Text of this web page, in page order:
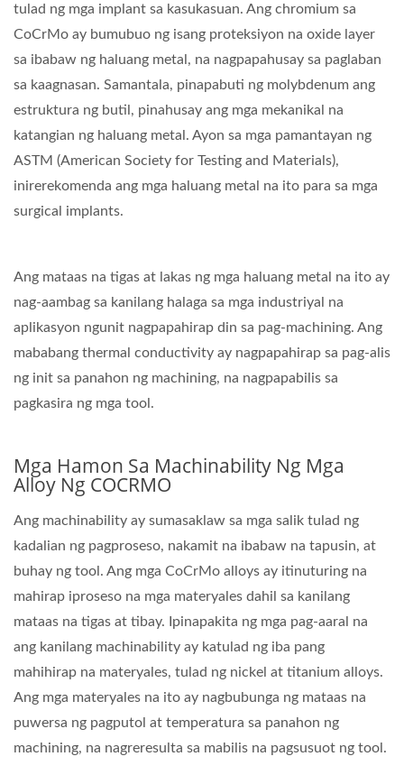
tulad ng mga implant sa kasukasuan. Ang chromium sa
CoCrMo ay bumubuo ng isang proteksiyon na oxide layer
sa ibabaw ng haluang metal, na nagpapahusay sa paglaban
sa kaagnasan. Samantala, pinapabuti ng molybdenum ang
estruktura ng butil, pinahusay ang mga mekanikal na
katangian ng haluang metal. Ayon sa mga pamantayan ng
ASTM (American Society for Testing and Materials),
inirerekomenda ang mga haluang metal na ito para sa mga
surgical implants.
Ang mataas na tigas at lakas ng mga haluang metal na ito ay
nag-aambag sa kanilang halaga sa mga industriyal na
aplikasyon ngunit nagpapahirap din sa pag-machining. Ang
mababang thermal conductivity ay nagpapahirap sa pag-alis
ng init sa panahon ng machining, na nagpapabilis sa
pagkasira ng mga tool.
Mga Hamon Sa Machinability Ng Mga
Alloy Ng COCRMO
Ang machinability ay sumasaklaw sa mga salik tulad ng
kadalian ng pagproseso, nakamit na ibabaw na tapusin, at
buhay ng tool. Ang mga CoCrMo alloys ay itinuturing na
mahirap iproseso na mga materyales dahil sa kanilang
mataas na tigas at tibay. Ipinapakita ng mga pag-aaral na
ang kanilang machinability ay katulad ng iba pang
mahihirap na materyales, tulad ng nickel at titanium alloys.
Ang mga materyales na ito ay nagbubunga ng mataas na
puwersa ng pagputol at temperatura sa panahon ng
machining, na nagreresulta sa mabilis na pagsusuot ng tool.